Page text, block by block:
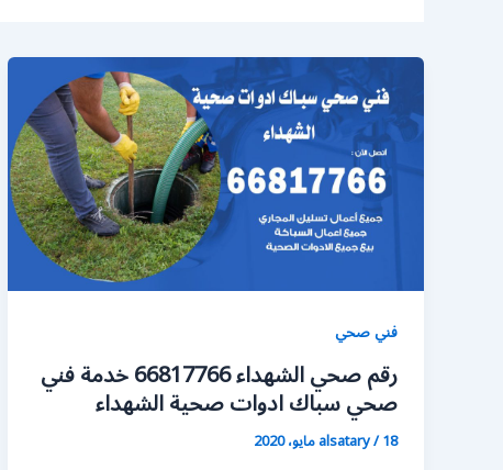
فني صحي
رقم صحي الشهداء 66817766 خدمة فني
صحي سباك ادوات صحية الشهداء
alsatary/18 مايو، 2020